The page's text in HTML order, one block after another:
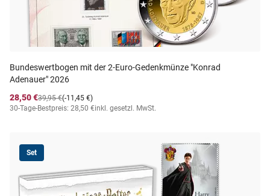
Bundeswertbogen mit der 2-Euro-Gedenkmünze "Konrad
Adenauer" 2026
28,50 €
(-11,45 €)
39,95 €
30-Tage-Bestpreis: 28,50 €inkl. gesetzl. MwSt.
Set